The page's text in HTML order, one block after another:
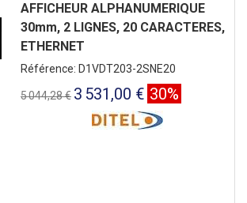
AFFICHEUR ALPHANUMERIQUE
30mm, 2 LIGNES, 20 CARACTERES,
ETHERNET
Référence: D1VDT203-2SNE20
5 044,28 € 3 531,00 € 30%